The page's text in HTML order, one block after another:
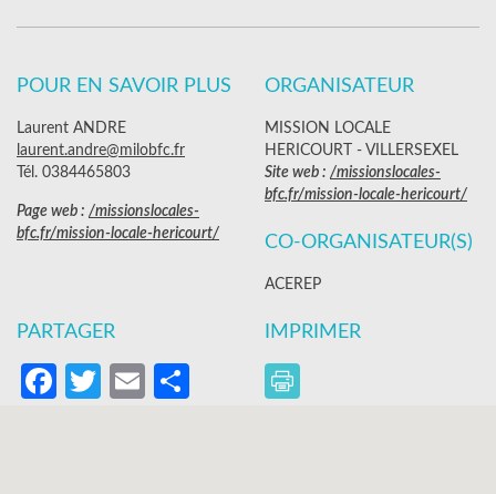
POUR EN SAVOIR PLUS
Laurent ANDRE
laurent.andre@milobfc.fr
Tél. 0384465803
Page web : /missionslocales-
bfc.fr/mission-locale-hericourt/
ORGANISATEUR
MISSION LOCALE
HERICOURT - VILLERSEXEL
Site web : /missionslocales-
bfc.fr/mission-locale-hericourt/
CO-ORGANISATEUR(S)
ACEREP
PARTAGER
Facebook
Twitter
EmailPartager
IMPRIMER